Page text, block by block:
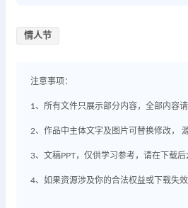
情人节
注意事项：
1、所有文件只展示部分内容，全部内容请
2、作品中主体文字及图片可替换修改，
3、文稿PPT，仅供学习参考，请在下载后
4、如果资源涉及你的合法权益或下载失